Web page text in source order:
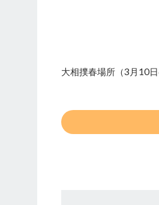
大相撲春場所（3月10